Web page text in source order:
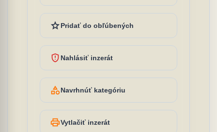
star Pridať do obľúbených
gpp_maybe Nahlásiť inzerát
categoryNavrhnúť kategóriu
printVytlačiť inzerát